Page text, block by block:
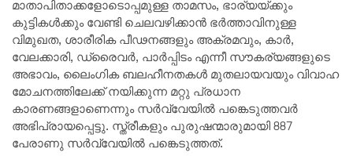
മാതാപിതാക്കളോടൊപ്പമുള്ള താമസം, ഭാര്യയ്ക്കും
കുട്ടികൾക്കും വേണ്ടി ചെലവഴിക്കാൻ ഭർത്താവിനുള്ള
വിമുഖത, ശാരീരിക പീഢനങ്ങളും അക്രമവും, കാർ,
വേലക്കാരി, ഡ്രൈവർ, പാർപ്പിടം എന്നീ സൗകര്യങ്ങളുടെ
അഭാവം, ലൈംഗിക ബലഹീനതകൾ മുതലായവയും വിവാഹ
മോചനത്തിലേക്ക്‌ നയിക്കുന്ന മറ്റു പ്രധാന
കാരണങ്ങളാണെന്നും സർവ്വേയിൽ പങ്കെടുത്തവർ
അഭിപ്രായപ്പെട്ടു. സ്ത്രീകളും പുരുഷന്മാരുമായി 887
പേരാണു സർവ്വേയിൽ പങ്കെടുത്തത്.